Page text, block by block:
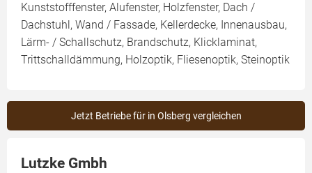
Kunststofffenster, Alufenster, Holzfenster, Dach /
Dachstuhl, Wand / Fassade, Kellerdecke, Innenausbau,
Lärm- / Schallschutz, Brandschutz, Klicklaminat,
Trittschalldämmung, Holzoptik, Fliesenoptik, Steinoptik
Jetzt Betriebe für in Olsberg vergleichen
Lutzke Gmbh